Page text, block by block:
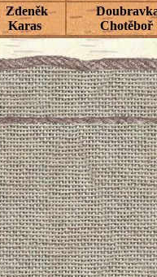
Zdeněk
Karas
Chotěboř